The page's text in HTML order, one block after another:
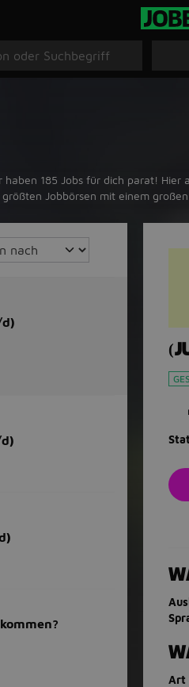
185 Jobs für dich parat!
Jobbörsen mit einem
Art